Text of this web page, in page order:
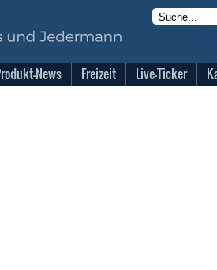
News Freizeit Live-Ticker